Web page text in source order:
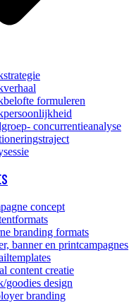
formuleren
concurrentieanalyse
concept
branding formats
banner en printcampagnes
content creatie
goodies design
branding